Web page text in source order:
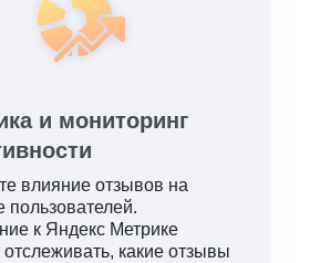
и мониторинг
влияние отзывов на
пользователей.
к Яндекс Метрике
отслеживать, какие отзывы